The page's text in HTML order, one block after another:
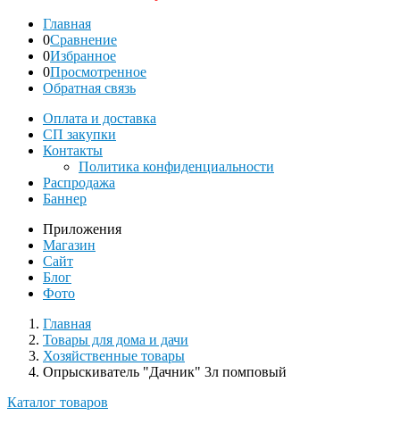
Главная
0Сравнение
0Избранное
0Просмотренное
Обратная связь
Оплата и доставка
СП закупки
Контакты
Политика конфиденциальности
Распродажа
Баннер
Приложения
Магазин
Сайт
Блог
Фото
Главная
Товары для дома и дачи
Хозяйственные товары
Опрыскиватель "Дачник" 3л помповый
Каталог товаров